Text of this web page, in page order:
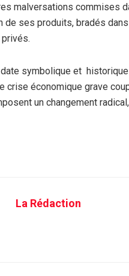
malversations commises
de ses produits, bradés
symbolique et
crise économique grave
un changement
La Rédaction